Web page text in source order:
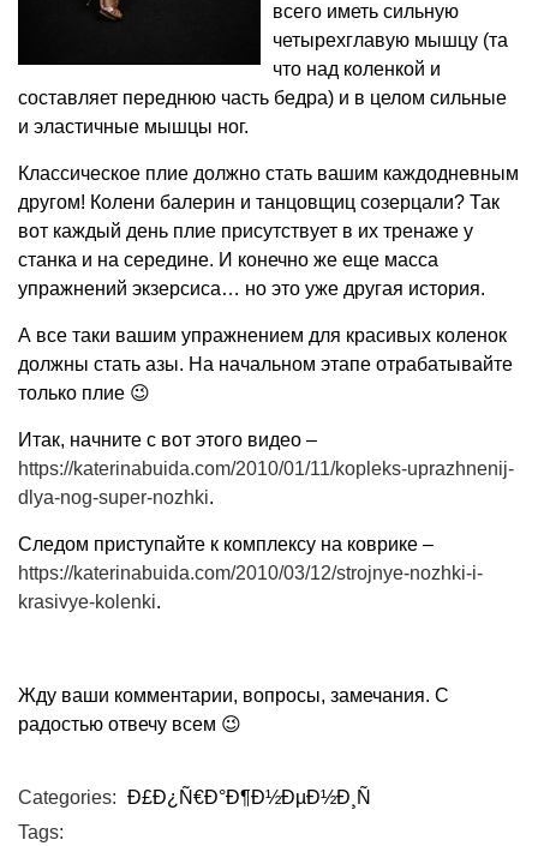
всего иметь сильную
четырехглавую мышцу (та
что над коленкой и
составляет переднюю часть бедра) и в целом сильные
и эластичные мышцы ног.
Классическое плие должно стать вашим каждодневным
другом! Колени балерин и танцовщиц созерцали? Так
вот каждый день плие присутствует в их тренаже у
станка и на середине. И конечно же еще масса
упражнений экзерсиса… но это уже другая история.
А все таки вашим упражнением для красивых коленок
должны стать азы. На начальном этапе отрабатывайте
только плие 😉
Итак, начните с вот этого видео –
https://katerinabuida.com/2010/01/11/kopleks-uprazhnenij-
dlya-nog-super-nozhki.
Следом приступайте к комплексу на коврике –
https://katerinabuida.com/2010/03/12/strojnye-nozhki-i-
krasivye-kolenki.
Жду ваши комментарии, вопросы, замечания. С
радостью отвечу всем 😉
Categories: Ð£Ð¿Ñ€Ð°Ð¶Ð½ÐµÐ½Ð¸Ñ
Tags: